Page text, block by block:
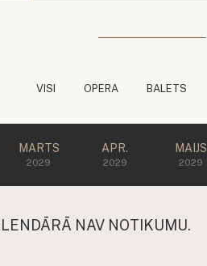
VISI OPERA BALETS
MARTS
2029
APR.
2029
MAIJS
2029
NAV NOTIKUMU.